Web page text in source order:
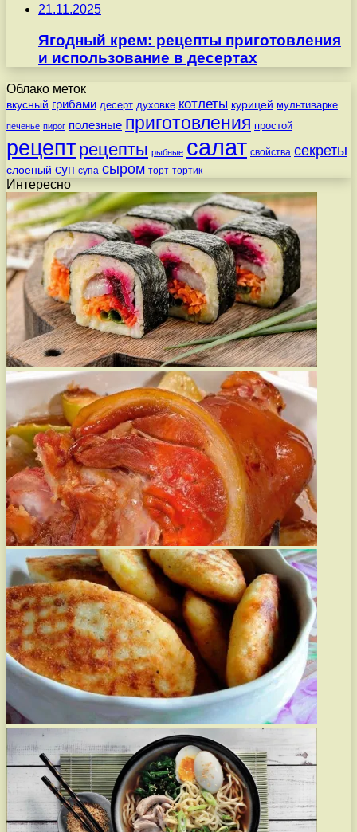
21.11.2025
Ягодный крем: рецепты приготовления
и использование в десертах
Облако меток
вкусный грибами десерт духовке котлеты курицей мультиварке
печенье пирог полезные приготовления простой
рецепт рецепты рыбные салат свойства секреты
слоеный суп супа сыром торт тортик
Интересно